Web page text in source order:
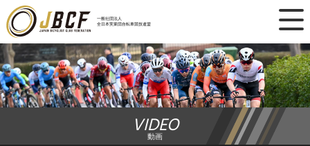
一般社団法人
全日本実業団自転車競技連盟
×
ニュース
レース日程
ランキング
VIDEO
動画